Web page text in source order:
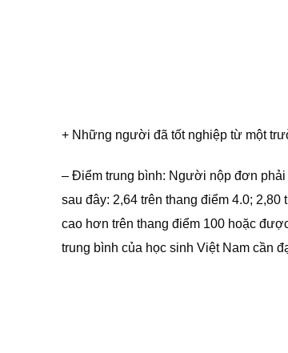
+ Những người đã tốt nghiệp từ một
– Điểm trung bình: Người nộp đơn
sau đây: 2,64 trên thang điểm 4.0;
cao hơn trên thang điểm 100 hoặc
trung bình của học sinh Việt Nam cần